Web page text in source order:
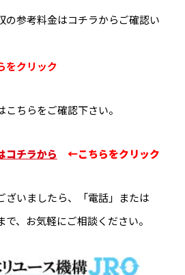
の参考料金はコチラからご確認い
をクリック
ちらをご確認下さい。
コチラから ←こちらをクリック
ざいましたら、「電話」または
で、お気軽にご相談ください。